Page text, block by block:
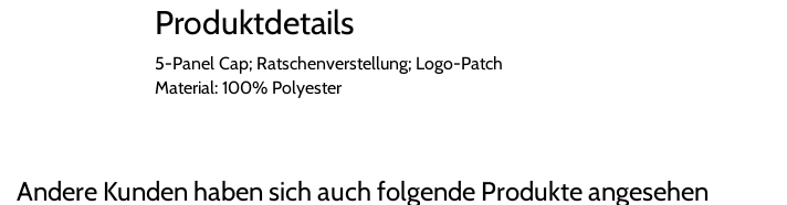
Produktdetails
5-Panel Cap; Ratschenverstellung; Logo-Patch
Material: 100% Polyester
Andere Kunden haben sich auch folgende Produkte angesehen